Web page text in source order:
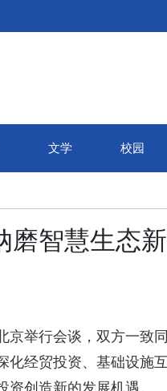
文学 校园
磨智慧生态
举行会谈，双方一致
化经贸投资、基础设施
创造新的发展机遇。